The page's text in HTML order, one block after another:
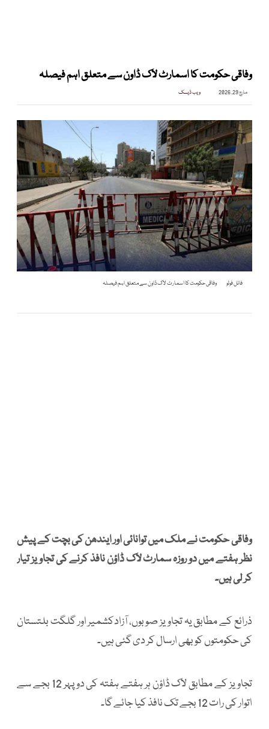
وفاقی حکومت کا اسمارٹ لاک ڈاون سے متعلق اہم فیصلہ
مارچ 29, 2026 ویب ڈیسک
فائل فوٹو وفاقی حکومت کا اسمارٹ لاک ڈاون سے متعلق اہم فیصلہ
وفاقی حکومت نے ملک میں توانائی اور ایندھن کی بچت کے پیش
نظر ہفتے میں دو روزہ سمارٹ لاک ڈاؤن نافذ کرنے کی تجاویز تیار
کر لی ہیں۔
ذرائع کے مطابق یہ تجاویز صوبوں، آزادکشمیر اور گلگت بلتستان
کی حکومتوں کو بھی ارسال کر دی گئی ہیں۔
تجاویز کے مطابق لاک ڈاؤن ہر ہفتے ہفتہ کی دوپہر 12 بجے سے
اتوار کی رات 12 بجے تک نافذ کیا جائے گا۔